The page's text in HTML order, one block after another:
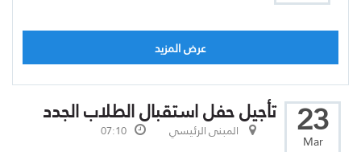
عرض المزيد
23
Mar
تأجيل حفل استقبال الطلاب الجدد
المبنى الرئيسي 07:10